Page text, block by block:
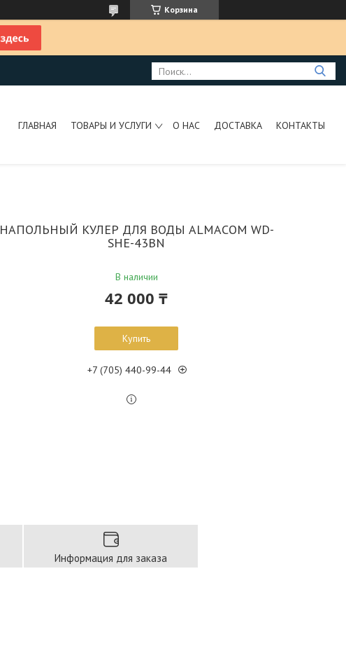
Корзина
ГЛАВНАЯ ТОВАРЫ И УСЛУГИ О НАС ДОСТАВКА КОНТАКТЫ
НАПОЛЬНЫЙ КУЛЕР ДЛЯ ВОДЫ ALMACOM WD-
SHE-43BN
В наличии
42 000 ₸
Купить
+7 (705) 440-99-44
Информация для заказа